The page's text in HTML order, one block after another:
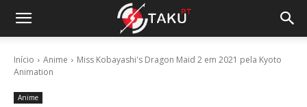
Início Anime
Miss Kobayashi's Dragon Maid 2 em 2021 pela Kyoto
Animation
Anime